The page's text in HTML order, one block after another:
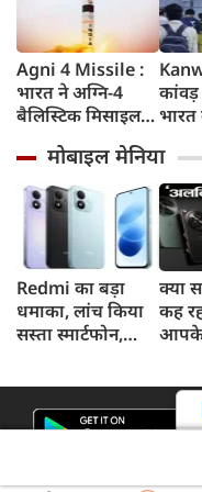
Agni 4 Missile :
भारत ने अग्नि-4
बैलिस्टिक मिसाइल
किया, 4,000 KM
तक मारक क्षमता
कांवड़
भारत
कई
तक
संख्या
मोबाइल मेनिया
Redmi का बड़ा
धमाका, लांच किया
सस्ता स्मार्टफोन,
क्या
कह
आपके